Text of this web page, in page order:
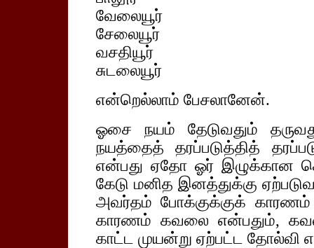
வேலையூர்
சேலையூர்
வசதியூர்
சுடலையூர்
என்றெல்லாம் பேசலானேன்.
ஓசை நயம் தேடுவதும்
நயத்தைத் தரப்படுத்தித்
என்பது ஏதோ ஓர் இழுக்கான
கேடு மனித இனத்துக்கு
அவர்தம் போக்குக்குக்
காரணம் கவலை என்பதும்,
காட்ட முயன்று ஏற்பட்ட தோல்வி